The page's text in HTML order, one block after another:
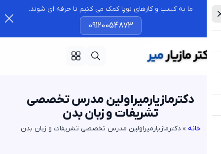
ما به کسب و کارهای نوپا کمک می کنیم تا حرفه ای شوند.
09120054873
دکترمازیارمیراولین مدرس تخصصی
تشریفات و زبان بدن
»دکترمازیارمیراولین مدرس تخصصی تشریفات و زبان بدن